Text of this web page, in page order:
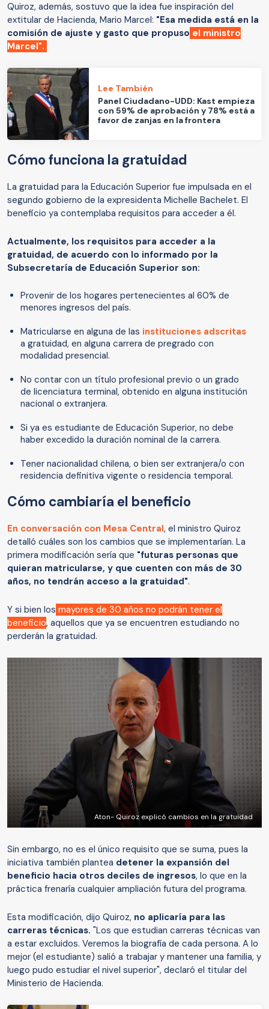
Quiroz, además, sostuvo que la idea fue inspiración del
extitular de Hacienda, Mario Marcel: "Esa medida está en la
comisión de ajuste y gasto que propuso el ministro
Marcel".
Lee También
Panel Ciudadano-UDD: Kast empieza
con 59% de aprobación y 78% está a
favor de zanjas en la frontera
Cómo funciona la gratuidad
La gratuidad para la Educación Superior fue impulsada en el
segundo gobierno de la expresidenta Michelle Bachelet. El
beneficio ya contemplaba requisitos para acceder a él.
Actualmente, los requisitos para acceder a la
gratuidad, de acuerdo con lo informado por la
Subsecretaría de Educación Superior son:
Provenir de los hogares pertenecientes al 60% de
menores ingresos del país.
Matricularse en alguna de las instituciones adscritas
a gratuidad, en alguna carrera de pregrado con
modalidad presencial.
No contar con un título profesional previo o un grado
de licenciatura terminal, obtenido en alguna institución
nacional o extranjera.
Si ya es estudiante de Educación Superior, no debe
haber excedido la duración nominal de la carrera.
Tener nacionalidad chilena, o bien ser extranjera/o con
residencia definitiva vigente o residencia temporal.
Cómo cambiaría el beneficio
En conversación con Mesa Central, el ministro Quiroz
detalló cuáles son los cambios que se implementarían. La
primera modificación sería que "futuras personas que
quieran matricularse, y que cuenten con más de 30
años, no tendrán acceso a la gratuidad".
Y si bien los mayores de 30 años no podrán tener el
beneficio, aquellos que ya se encuentren estudiando no
perderán la gratuidad.
Aton- Quiroz explicó cambios en la gratuidad
Sin embargo, no es el único requisito que se suma, pues la
iniciativa también plantea detener la expansión del
beneficio hacia otros deciles de ingresos, lo que en la
práctica frenaría cualquier ampliación futura del programa.
Esta modificación, dijo Quiroz, no aplicaría para las
carreras técnicas. "Los que estudian carreras técnicas van
a estar excluidos. Veremos la biografía de cada persona. A lo
mejor (el estudiante) salió a trabajar y mantener una familia, y
luego pudo estudiar el nivel superior", declaró el titular del
Ministerio de Hacienda.